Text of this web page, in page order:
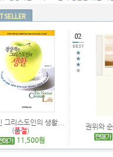
그리스도인의 생활...
(품절)
11,500원
권위와